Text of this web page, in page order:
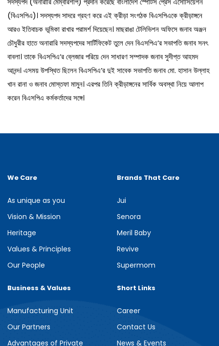
(বিএসপিএ)। সদস্যপদ সাদরে গ্রহণ করে এই ক্রীড়া সংগঠক বিএসপিএকে ক্রীড়াঙ্গনে
আরও ইতিবাচক ভূমিকা রাখার পরামর্শ দিয়েছেন। মাছরাঙা টেলিভিশন অফিসে জনাব অঞ্জন
চৌধুরীর হাতে অনারারি সদস্যপদের সার্টিফিকেট তুলে দেন বিএসপিএ’র সভাপতি জনাব সনৎ
বাবলা। তাকে বিএসপিএ’র ব্লেজার পরিয়ে দেন সাধারণ সম্পাদক জনাব সুদীপ্ত আহমদ
আনন্দ। এসময় উপস্থিত ছিলেন বিএসপিএ’র দুই সাবেক সভাপতি জনাব মো. হাসান উল্লাহ
খান রানা ও জনাব মোস্তফা মামুন। এরপর তিনি ক্রীড়াঙ্গনের সার্বিক অবস্থা নিয়ে আলাপ
করেন বিএসপিএ কর্মকর্তাদের সঙ্গে।
We Care
As unique as you
Vision & Mission
Heritage
Values & Principles
Our People
Brands That Care
Jui
Senora
Meril Baby
Revive
Supermom
Business & Values
Manufacturing Unit
Our Partners
Advantages of Private
Short Links
Career
Contact Us
News & Events